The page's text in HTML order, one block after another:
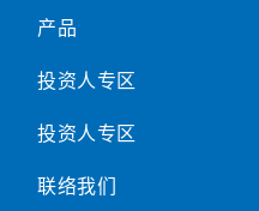
产品
投资人专区
投资人专区
联络我们